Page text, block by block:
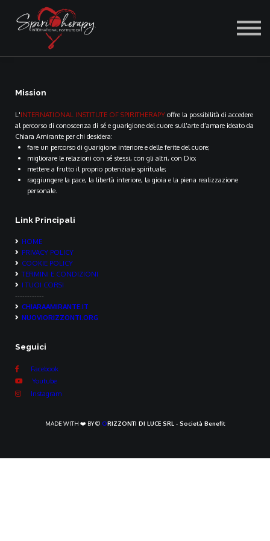
Mission
L'INTERNATIONAL INSTITUTE OF SPIRITHERAPY offre la possibilità di accedere
al percorso di conoscenza di sé e guarigione del cuore sull’arte d’amare ideato da
Chiara Amirante per chi desidera:
fare un percorso di guarigione interiore e delle ferite del cuore;
migliorare le relazioni con sé stessi, con gli altri, con Dio;
mettere a frutto il proprio potenziale spirituale;
raggiungere la pace, la libertà interiore, la gioia e la piena realizzazione
personale.
Link Principali
HOME
PRIVACY POLICY
COOKIE POLICY
TERMINI E CONDIZIONI
I TUOI CORSI
------------
CHIARAAMIRANTE.IT
NUOVIORIZZONTI.ORG
Seguici
Facebook
Youtube
Instagram
MADE WITH ❤️ BY © ORIZZONTI DI LUCE SRL - Società Benefit